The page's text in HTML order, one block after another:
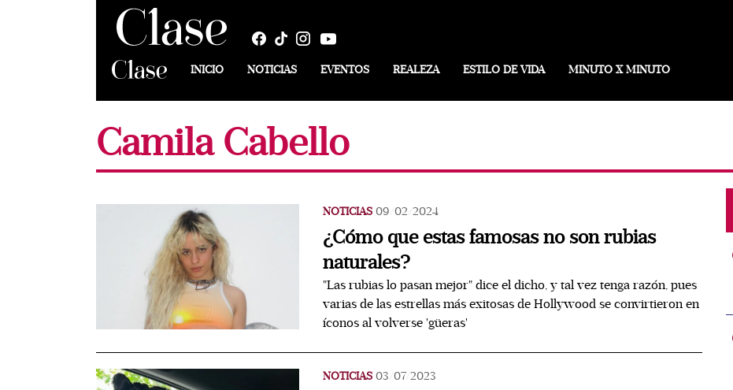
INICIO NOTICIAS EVENTOS REALEZA ESTILO DE VIDA MINUTO X MINUTO
Camila Cabello
NOTICIAS 09/02/2024
¿Cómo que estas famosas no son rubias
naturales?
"Las rubias lo pasan mejor" dice el dicho, y tal vez tenga razón, pues
varias de las estrellas más exitosas de Hollywood se convirtieron en
íconos al volverse 'güeras'
NOTICIAS 03/07/2023